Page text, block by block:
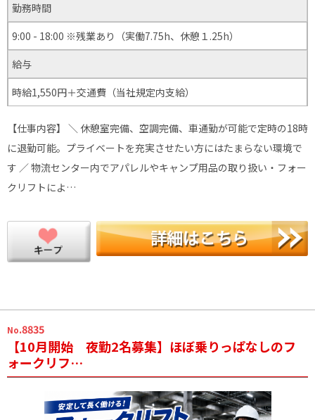
勤務時間
9:00 - 18:00 ※残業あり（実働7.75h、休憩１.25h）
給与
時給1,550円＋交通費（当社規定内支給）
【仕事内容】 ＼ 休憩室完備、空調完備、車通勤が可能で定時の18時
に退勤可能。プライベートを充実させたい方にはたまらない環境で
す ／ 物流センター内でアパレルやキャンプ用品の取り扱い・フォー
クリフトによ…
No.8835
【10月開始 夜勤2名募集】ほぼ乗りっぱなしのフ
ォークリフ…